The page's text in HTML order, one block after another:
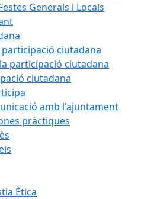
Generals i Locals
participació ciutadana
participació ciutadana
ciutadana
amb l'ajuntament
pràctiques
Ètica